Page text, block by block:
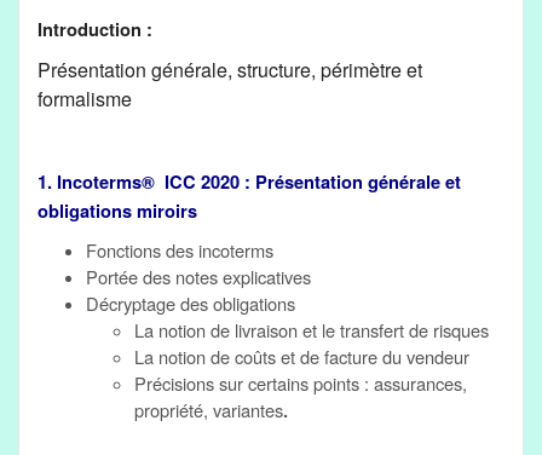
Introduction :
Présentation générale, structure, périmètre et
formalisme
1. Incoterms® ICC 2020 : Présentation générale et
obligations miroirs
Fonctions des incoterms
Portée des notes explicatives
Décryptage des obligations
La notion de livraison et le transfert de risques
La notion de coûts et de facture du vendeur
Précisions sur certains points : assurances,
propriété, variantes.